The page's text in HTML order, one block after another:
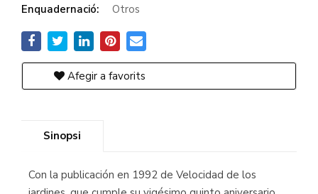
Enquadernació:
Otros
Afegir a favorits
Sinopsi
Con la publicación en 1992 de Velocidad de los